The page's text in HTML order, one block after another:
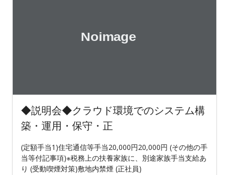
◆説明会◆クラウド環境でのシステム構
築・運用・保守・正
(定額手当1)住宅通信等手当20,000円20,000円 (その他の手
当等付記事項)※税務上の扶養家族に、別途家族手当支給あ
り (受動喫煙対策)敷地内禁煙 (正社員)